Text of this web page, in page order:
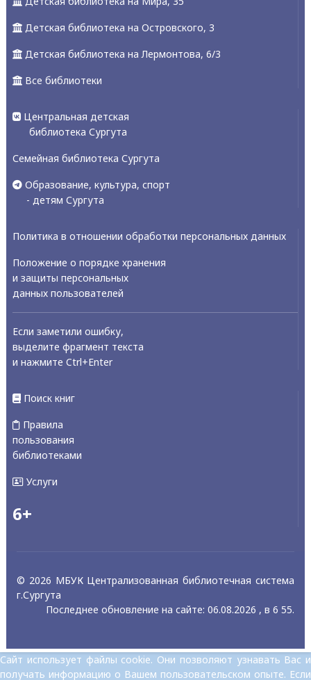
Детская библиотека на Островского, 3
Детская библиотека на Лермонтова, 6/3
Все библиотеки
Центральная детская
библиотека Сургута
Семейная библиотека Сургута
Образование, культура, спорт
- детям Сургута
Политика в отношении обработки персональных данных
Положение о порядке хранения
и защиты персональных
данных пользователей
Если заметили ошибку,
выделите фрагмент текста
и нажмите Ctrl+Enter
Поиск книг
Правила
пользования
библиотеками
Услуги
6+
© 2026 МБУК Централизованная библиотечная система
г.Сургута
Последнее обновление на сайте: 06.08.2026 , в 6 55.
Сайт использует файлы cookie. Они позволяют узнавать Вас и
получать информацию о Вашем пользовательском опыте. Если